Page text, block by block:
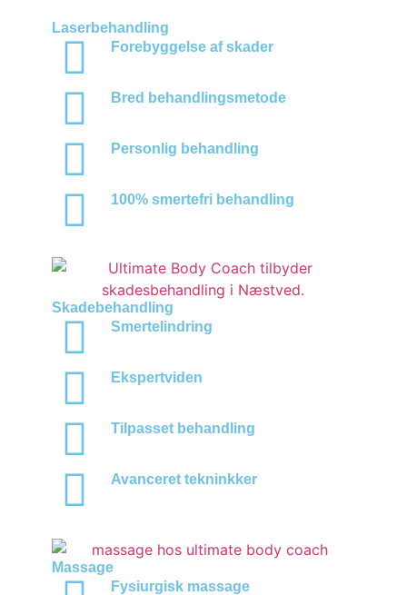
Laserbehandling
Forebyggelse af skader
Bred behandlingsmetode
Personlig behandling
100% smertefri behandling
Skadebehandling
Smertelindring
Ekspertviden
Tilpasset behandling
Avanceret tekninkker
Massage
Fysiurgisk massage